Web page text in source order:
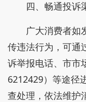
四、畅通投诉
广大消费者如
传违法行为，可通
诉举报电话、市市
6212429）等途径
查处理，依法维护